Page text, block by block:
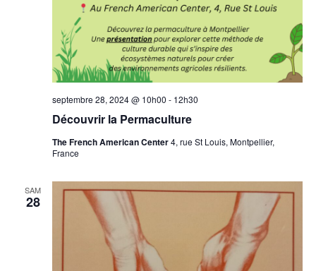
Découvrir la Permaculture
septembre 28, 2024 @ 10h00 - 12h30
The French American Center4, rue St Louis, Montpellier,
France
SAM
28